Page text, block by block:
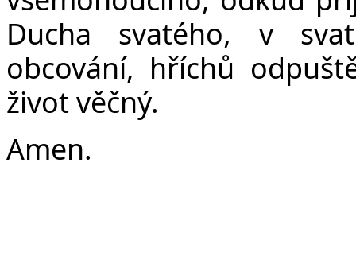
Ducha svatého, v
obcování, hříchů
život věčný.
Amen.